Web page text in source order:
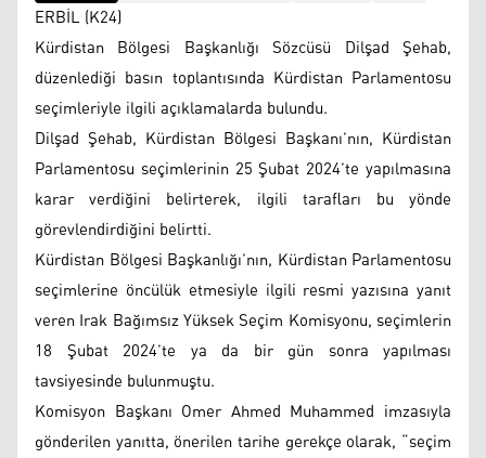
ERBİL (K24)
Kürdistan Bölgesi Başkanlığı Sözcüsü Dilşad Şehab,
düzenlediği basın toplantısında Kürdistan Parlamentosu
seçimleriyle ilgili açıklamalarda bulundu.
Dilşad Şehab, Kürdistan Bölgesi Başkanı’nın, Kürdistan
Parlamentosu seçimlerinin 25 Şubat 2024’te yapılmasına
karar verdiğini belirterek, ilgili tarafları bu yönde
görevlendirdiğini belirtti.
Kürdistan Bölgesi Başkanlığı’nın, Kürdistan Parlamentosu
seçimlerine öncülük etmesiyle ilgili resmi yazısına yanıt
veren Irak Bağımsız Yüksek Seçim Komisyonu, seçimlerin
18 Şubat 2024’te ya da bir gün sonra yapılması
tavsiyesinde bulunmuştu.
Komisyon Başkanı Omer Ahmed Muhammed imzasıyla
gönderilen yanıtta, önerilen tarihe gerekçe olarak, “seçim